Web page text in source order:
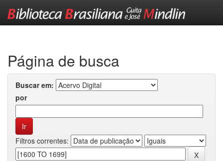
Página de busca
Buscar em:
por
Filtros correntes: